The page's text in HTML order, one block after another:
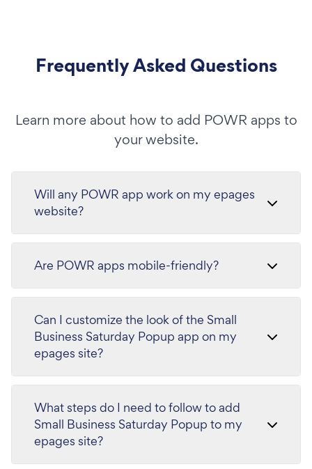
Frequently Asked Questions
Learn more about how to add POWR apps to
your website.
Will any POWR app work on my epages
website?
Are POWR apps mobile-friendly?
Can I customize the look of the Small
Business Saturday Popup app on my
epages site?
What steps do I need to follow to add
Small Business Saturday Popup to my
epages site?